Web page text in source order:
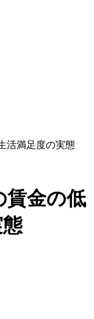
活満足度の実態
賃金の低